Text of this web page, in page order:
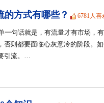
的方式有哪些？ 6781人喜
句话就是，有流量才有市场，
否则都要面临心灰意冷的阶段。
引流。…